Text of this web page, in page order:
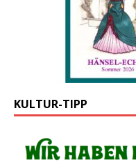
KULTUR-TIPP